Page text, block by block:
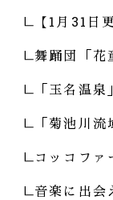
【1月31日
舞踊団「花
「玉名温泉
「菊池川流
コッコファ
音楽に出会